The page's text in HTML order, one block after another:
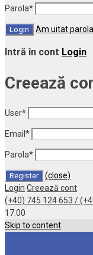
Parola*
Am uitat parola
Intră în cont Login
Creează
User*
Email *
Parola*
(close)
Login Creează cont
(+40) 745 124 653 /
17.00
Skip to content